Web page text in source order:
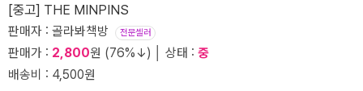
[중고] THE MINPINS
판매자 : 골라봐책방 전문셀러
판매가 : 2,800원 (76%↓) │ 상태 : 중
배송비 : 4,500원